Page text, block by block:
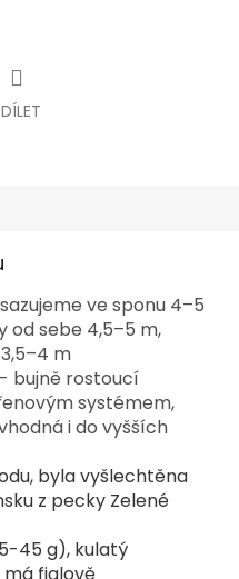
ve sponu 4–5
od sebe 4,5–5 m,
m
bujně rostoucí
systémem,
i do vyšších
byla vyšlechtěna
z pecky Zelené
45 g), kulatý